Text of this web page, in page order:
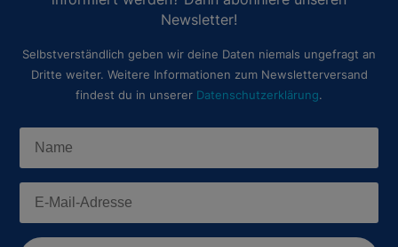
Newsletter!
Selbstverständlich geben wir deine Daten niemals ungefragt an
Dritte weiter. Weitere Informationen zum Newsletterversand
findest du in unserer Datenschutzerklärung.